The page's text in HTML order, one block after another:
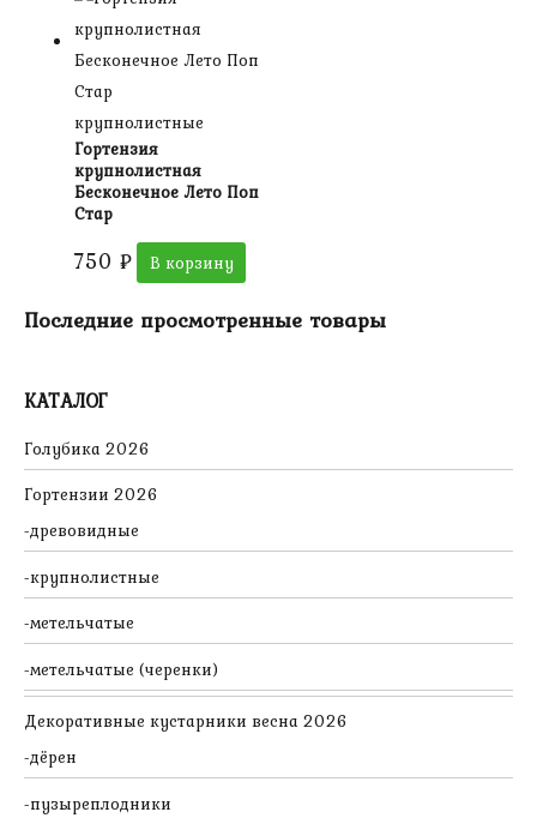
КАТАЛОГ
Голубика 2026
Гортензии 2026
древовидные
крупнолистные
метельчатые
метельчатые (черенки)
Декоративные кустарники весна 2026
дёрен
пузыреплодники
крупнолистные
Гортензия
крупнолистная
Бесконечное Лето Поп
Стар
750 ₽ В корзину
Последние просмотренные товары